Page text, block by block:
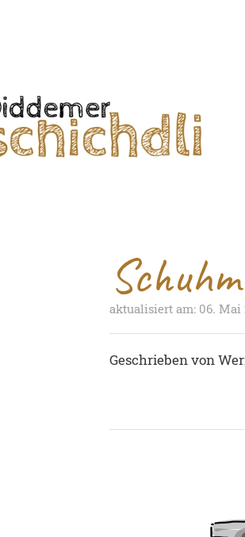
aktualisiert am: 06. Mai
Geschrieben von